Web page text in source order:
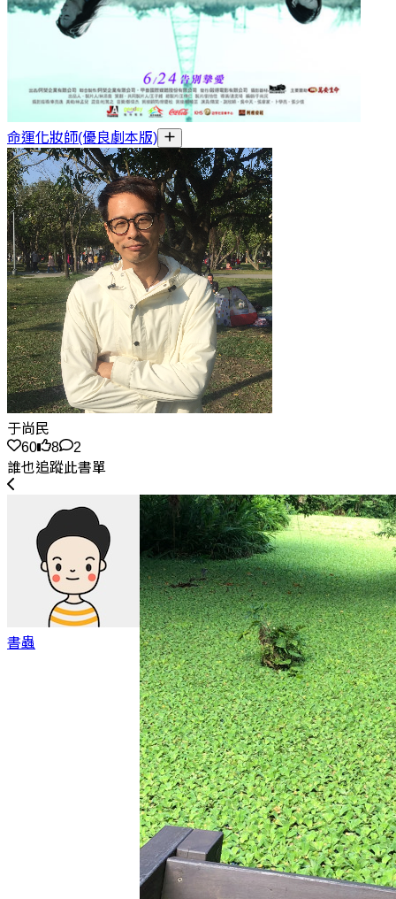
命運化妝師(優良劇本版)
于尚民
60
8
2
誰也追蹤此書單
書蟲